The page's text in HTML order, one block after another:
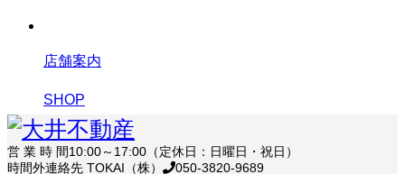
店舗案内
SHOP
営 業 時 間10:00～17:00（定休日：日曜日・祝日）
時間外連絡先 TOKAI（株）
050-3820-9689